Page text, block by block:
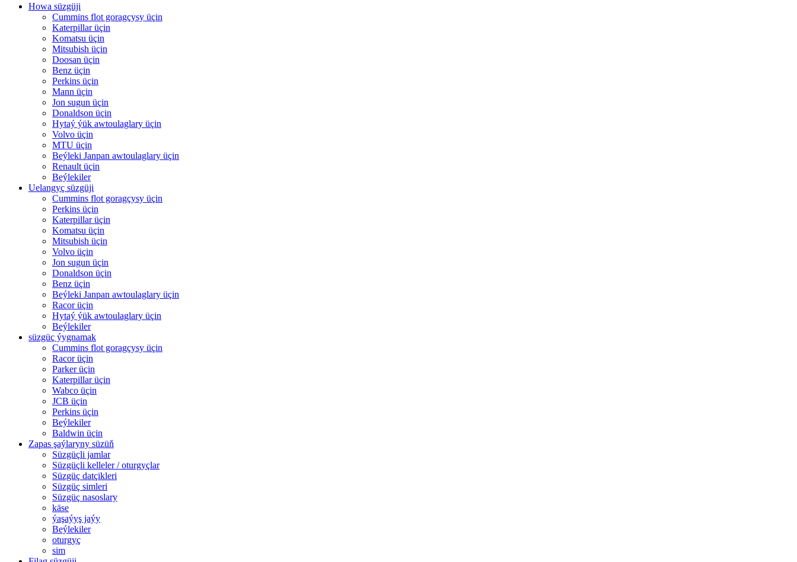
Howa süzgüji
Cummins flot goragçysy üçin
Katerpillar üçin
Komatsu üçin
Mitsubish üçin
Doosan üçin
Benz üçin
Perkins üçin
Mann üçin
Jon sugun üçin
Donaldson üçin
Hytaý ýük awtoulaglary üçin
Volvo üçin
MTU üçin
Beýleki Janpan awtoulaglary üçin
Renault üçin
Beýlekiler
Uelangyç süzgüji
Cummins flot goragçysy üçin
Perkins üçin
Katerpillar üçin
Komatsu üçin
Mitsubish üçin
Volvo üçin
Jon sugun üçin
Donaldson üçin
Benz üçin
Beýleki Janpan awtoulaglary üçin
Racor üçin
Hytaý ýük awtoulaglary üçin
Beýlekiler
süzgüç ýygnamak
Cummins flot goragçysy üçin
Racor üçin
Parker üçin
Katerpillar üçin
Wabco üçin
JCB üçin
Perkins üçin
Beýlekiler
Baldwin üçin
Zapas şaýlaryny süzüň
Süzgüçli jamlar
Süzgüçli kelleler / oturgyçlar
Süzgüç datçikleri
Süzgüç simleri
Süzgüç nasoslary
käse
ýaşaýyş jaýy
Beýlekiler
oturgyç
sim